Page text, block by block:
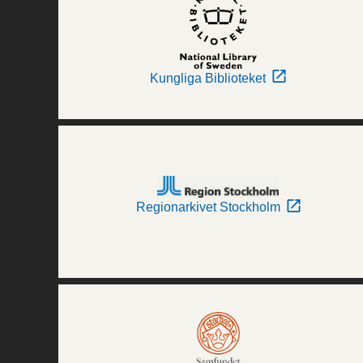
Kungliga Biblioteket
Regionarkivet Stockholm